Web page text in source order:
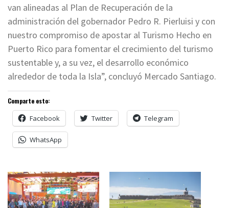
van alineadas al Plan de Recuperación de la
administración del gobernador Pedro R. Pierluisi y con
nuestro compromiso de apostar al Turismo Hecho en
Puerto Rico para fomentar el crecimiento del turismo
sustentable y, a su vez, el desarrollo económico
alrededor de toda la Isla”, concluyó Mercado Santiago.
Comparte esto:
Facebook Twitter Telegram
WhatsApp